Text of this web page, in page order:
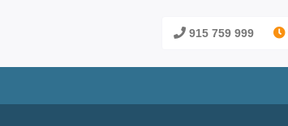
915 759 999